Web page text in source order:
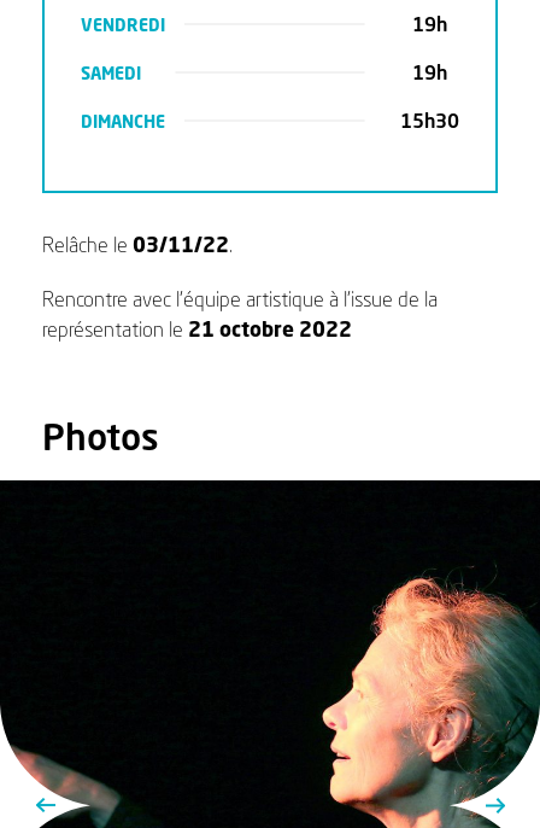
VENDREDI 19h
SAMEDI 19h
DIMANCHE 15h30
Relâche le 03/11/22.
Rencontre avec l’équipe artistique à l’issue de la
représentation le 21 octobre 2022
Photos